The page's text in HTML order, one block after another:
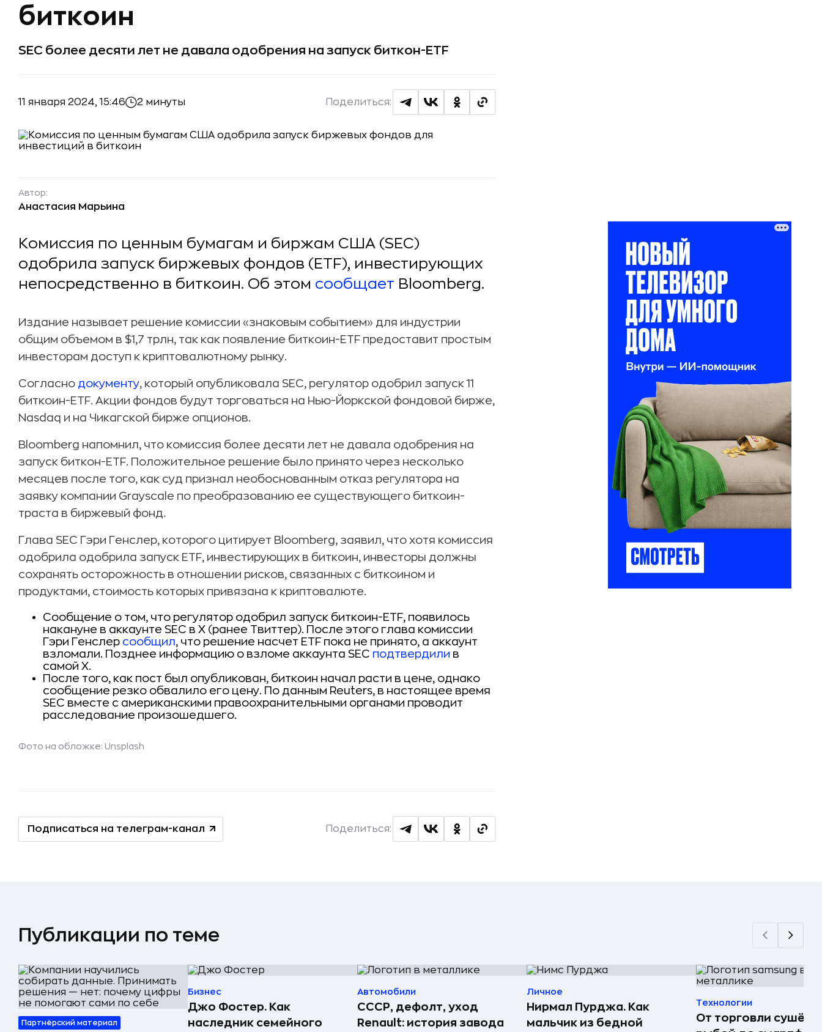
биткоин
SEC более десяти лет не давала одобрения на запуск биткон-ETF
11 января 2024, 15:46 2 минуты Поделиться:
Автор:
Анастасия Марьина
Комиссия по ценным бумагам и биржам США (SEC)
одобрила запуск биржевых фондов (ETF), инвестирующих
непосредственно в биткоин. Об этом сообщает Bloomberg.
Издание называет решение комиссии «знаковым событием» для индустрии
общим объемом в $1,7 трлн, так как появление биткоин-ETF предоставит простым
инвесторам доступ к криптовалютному рынку.
Согласно документу, который опубликовала SEC, регулятор одобрил запуск 11
биткоин-ETF. Акции фондов будут торговаться на Нью-Йоркской фондовой бирже,
Nasdaq и на Чикагской бирже опционов.
Bloomberg напомнил, что комиссия более десяти лет не давала одобрения на
запуск биткон-ETF. Положительное решение было принято через несколько
месяцев после того, как суд признал необоснованным отказ регулятора на
заявку компании Grayscale по преобразованию ее существующего биткоин-
траста в биржевый фонд.
Глава SEC Гэри Генслер, которого цитирует Bloomberg, заявил, что хотя комиссия
одобрила одобрила запуск ETF, инвестирующих в биткоин, инвесторы должны
сохранять осторожность в отношении рисков, связанных с биткоином и
продуктами, стоимость которых привязана к криптовалюте.
Сообщение о том, что регулятор одобрил запуск биткоин-ETF, появилось
накануне в аккаунте SEC в Х (ранее Твиттер). После этого глава комиссии
Гэри Генслер сообщил, что решение насчет ETF пока не принято, а аккаунт
взломали. Позднее информацию о взломе аккаунта SEC подтвердили в
самой X.
После того, как пост был опубликован, биткоин начал расти в цене, однако
сообщение резко обвалило его цену. По данным Reuters, в настоящее время
SEC вместе с американскими правоохранительными органами проводит
расследование произошедшего.
Фото на обложке: Unsplash
Подписаться на телеграм-канал Поделиться:
Публикации по теме
Партнёрский материал
Бизнес
Джо Фостер. Как
наследник семейного
Автомобили
СССР, дефолт, уход
Renault: история завода
Личное
Нирмал Пурджа. Как
мальчик из бедной
Технологии
От торговли